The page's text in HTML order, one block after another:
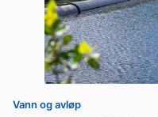
Vann og avløp